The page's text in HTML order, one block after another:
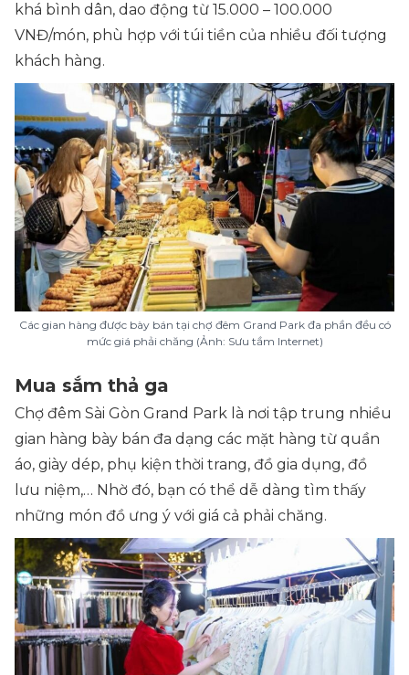
khá bình dân, dao động từ 15.000 – 100.000
VNĐ/món, phù hợp với túi tiền của nhiều đối tượng
khách hàng.
Các gian hàng được bày bán tại chợ đêm Grand Park đa phần đều có
mức giá phải chăng (Ảnh: Sưu tầm Internet)
Mua sắm thả ga
Chợ đêm Sài Gòn Grand Park là nơi tập trung nhiều
gian hàng bày bán đa dạng các mặt hàng từ quần
áo, giày dép, phụ kiện thời trang, đồ gia dụng, đồ
lưu niệm,… Nhờ đó, bạn có thể dễ dàng tìm thấy
những món đồ ưng ý với giá cả phải chăng.